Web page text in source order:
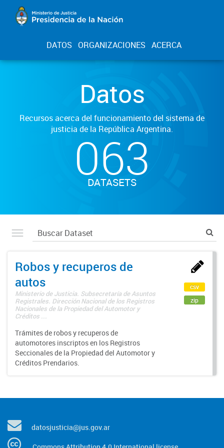
DATOS ORGANIZACIONES ACERCA
Datos
Recursos acerca del funcionamiento del sistema de
justicia de la República Argentina.
063
DATASETS
Robos y recuperos de
autos
Ministerio de Justicia. Subsecretaría de Asuntos
Registrales. Dirección Nacional de los Registros
Nacionales de la Propiedad del Automotor y
Créditos ...
Trámites de robos y recuperos de
automotores inscriptos en los Registros
Seccionales de la Propiedad del Automotor y
Créditos Prendarios.
csv
zip
datosjusticia@jus.gov.ar